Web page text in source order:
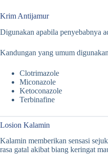
Krim Antijamur
Digunakan apabila penyebabnya
Kandungan yang umum
Clotrimazole
Miconazole
Ketoconazole
Terbinafine
Losion Kalamin
Kalamin memberikan sensasi
rasa gatal akibat biang keringat